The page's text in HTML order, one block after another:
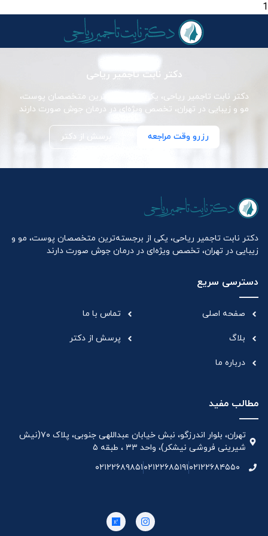
1
دکتر نابت تاجمیر ریاحی
دکتر نابت تاجمیر ریاحی، یکی از برجسته‌ترین متخصصان پوست،
مو و زیبایی در تهران، تخصص ویژه‌ای در درمان جوش صورت دارند
رزرو وقت مراجعه پرسش از دکتر
دکتر نابت تاجمیر ریاحی، یکی از برجسته‌ترین متخصصان پوست، مو و
زیبایی در تهران، تخصص ویژه‌ای در درمان جوش صورت دارند
دسترسی سریع
صفحه اصلی
بلاگ
درباره ما
تماس با ما
پرسش از دکتر
مطالب مفید
تهران، بلوار اندرزگو، نبش خیابان عبداللهی جنوبی، پلاک ۷۰(نیش
شیرینی فروشی نیشکر)، واحد ۳۳ ، طبقه ۵
۰۲۱۲۲۶۸۴۵۵۰۰۲۱۲۲۶۸۵۱۹۱۰۲۱۲۲۶۸۹۸۵۱